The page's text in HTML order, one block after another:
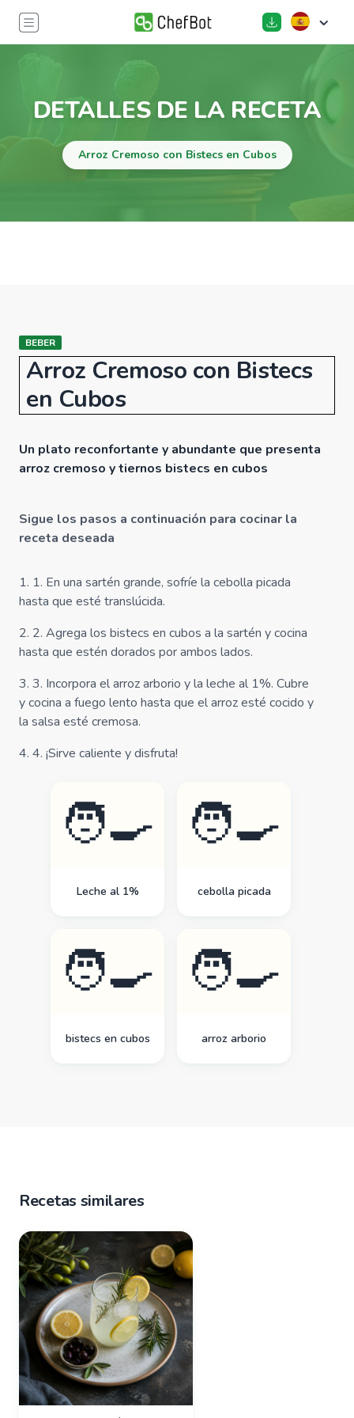
DETALLES DE LA RECETA
Arroz Cremoso con Bistecs en Cubos
BEBER
Arroz Cremoso con Bistecs
en Cubos
Un plato reconfortante y abundante que presenta
arroz cremoso y tiernos bistecs en cubos
Sigue los pasos a continuación para cocinar la
receta deseada
1. 1. En una sartén grande, sofríe la cebolla picada
hasta que esté translúcida.
2. 2. Agrega los bistecs en cubos a la sartén y cocina
hasta que estén dorados por ambos lados.
3. 3. Incorpora el arroz arborio y la leche al 1%. Cubre
y cocina a fuego lento hasta que el arroz esté cocido y
la salsa esté cremosa.
4. 4. ¡Sirve caliente y disfruta!
🧑‍🍳
Leche al 1%
🧑‍🍳
cebolla picada
🧑‍🍳
bistecs en cubos
🧑‍🍳
arroz arborio
Recetas similares